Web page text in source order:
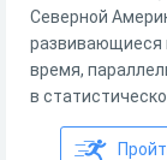
Северной
развивающиеся
время,
в